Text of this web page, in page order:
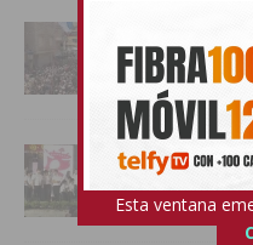
Catral da el
de San Juan
13/06/2026
Rafal celebra
con historia,
13/06/2026
Esta ventana